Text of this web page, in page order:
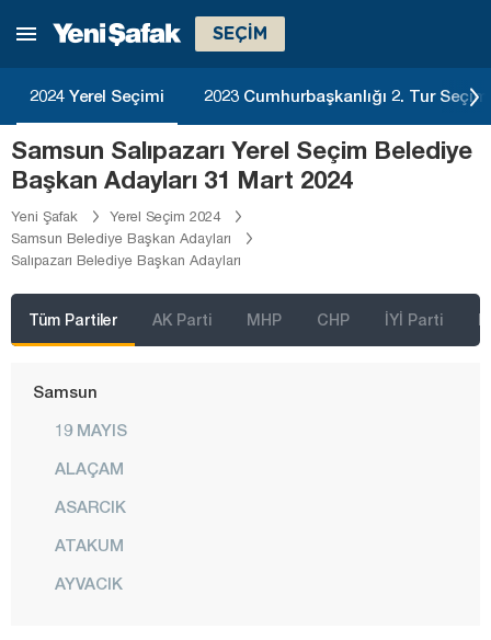
SEÇİM
2024 Yerel Seçimi 2023 Cumhurbaşkanlığı 2. Tur
Samsun Salıpazarı Yerel Seçim Belediye
Başkan Adayları 31 Mart 2024
Yeni Şafak
Yerel Seçim 2024
Samsun Belediye Başkan Adayları
Salıpazarı Belediye Başkan Adayları
Tüm Partiler AK Parti MHP CHP İYİ Parti
Mersin
Nevşehir
Niğde
Ordu
Osmaniye
Sakarya
Samsun
19 MAYIS
ALAÇAM
ASARCIK
ATAKUM
AYVACIK